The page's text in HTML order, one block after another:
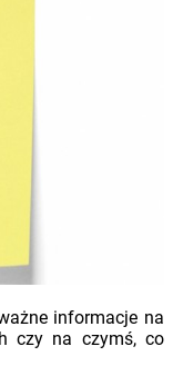
informacje na
czy na czymś, co